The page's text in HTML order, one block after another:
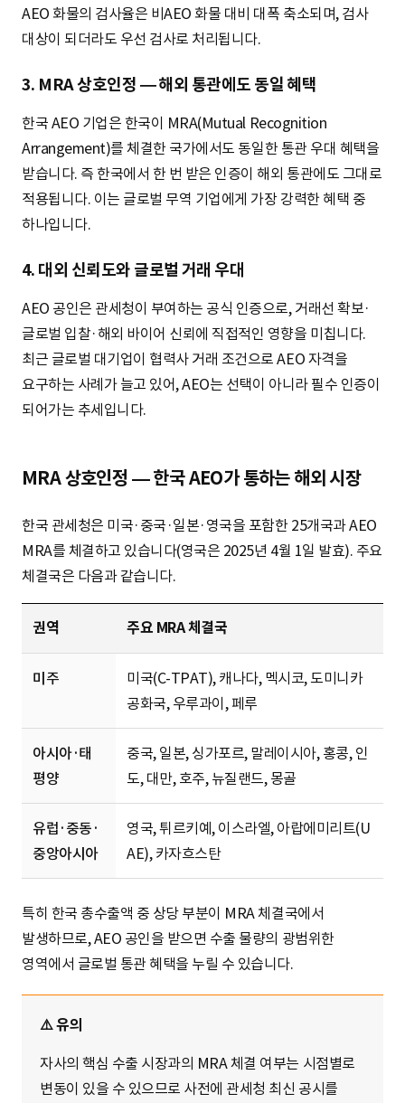
AEO 화물의 검사율은 비AEO 화물 대비 대폭 축소되며, 검사
대상이 되더라도 우선 검사로 처리됩니다.
3. MRA 상호인정 — 해외 통관에도 동일 혜택
한국 AEO 기업은 한국이 MRA(Mutual Recognition
Arrangement)를 체결한 국가에서도 동일한 통관 우대 혜택을
받습니다. 즉 한국에서 한 번 받은 인증이 해외 통관에도 그대로
적용됩니다. 이는 글로벌 무역 기업에게 가장 강력한 혜택 중
하나입니다.
4. 대외 신뢰도와 글로벌 거래 우대
AEO 공인은 관세청이 부여하는 공식 인증으로, 거래선 확보·
글로벌 입찰·해외 바이어 신뢰에 직접적인 영향을 미칩니다.
최근 글로벌 대기업이 협력사 거래 조건으로 AEO 자격을
요구하는 사례가 늘고 있어, AEO는 선택이 아니라 필수 인증이
되어가는 추세입니다.
MRA 상호인정 — 한국 AEO가 통하는 해외 시장
한국 관세청은 미국·중국·일본·영국을 포함한 25개국과 AEO
MRA를 체결하고 있습니다(영국은 2025년 4월 1일 발효). 주요
체결국은 다음과 같습니다.
권역 주요 MRA 체결국
미주
미국(C-TPAT), 캐나다, 멕시코, 도미니카
공화국, 우루과이, 페루
아시아·태
평양
중국, 일본, 싱가포르, 말레이시아, 홍콩, 인
도, 대만, 호주, 뉴질랜드, 몽골
유럽·중동·
중앙아시아
영국, 튀르키예, 이스라엘, 아랍에미리트(U
AE), 카자흐스탄
특히 한국 총수출액 중 상당 부분이 MRA 체결국에서
발생하므로, AEO 공인을 받으면 수출 물량의 광범위한
영역에서 글로벌 통관 혜택을 누릴 수 있습니다.
⚠️ 유의
자사의 핵심 수출 시장과의 MRA 체결 여부는 시점별로
변동이 있을 수 있으므로 사전에 관세청 최신 공시를